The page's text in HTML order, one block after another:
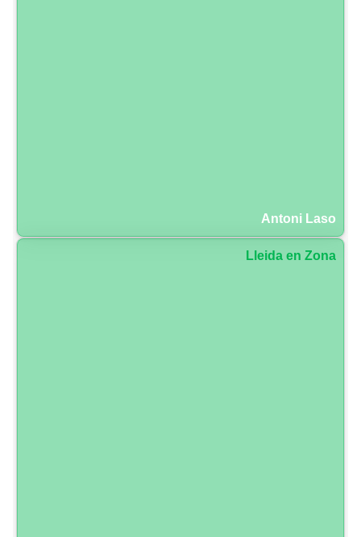
Antoni Laso
Lleida en Zona